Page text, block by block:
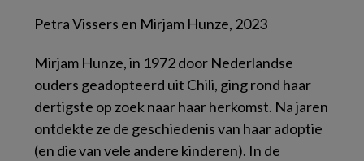
Petra Vissers en Mirjam Hunze, 2023
Mirjam Hunze, in 1972 door Nederlandse
ouders geadopteerd uit Chili, ging rond haar
dertigste op zoek naar haar herkomst. Na jaren
ontdekte ze de geschiedenis van haar adoptie
(en die van vele andere kinderen). In de